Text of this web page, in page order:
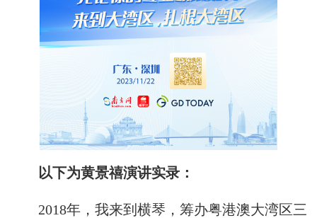
以下为黄景禧演讲实录：
2018年，我来到横琴，筹办粤港澳大湾区三